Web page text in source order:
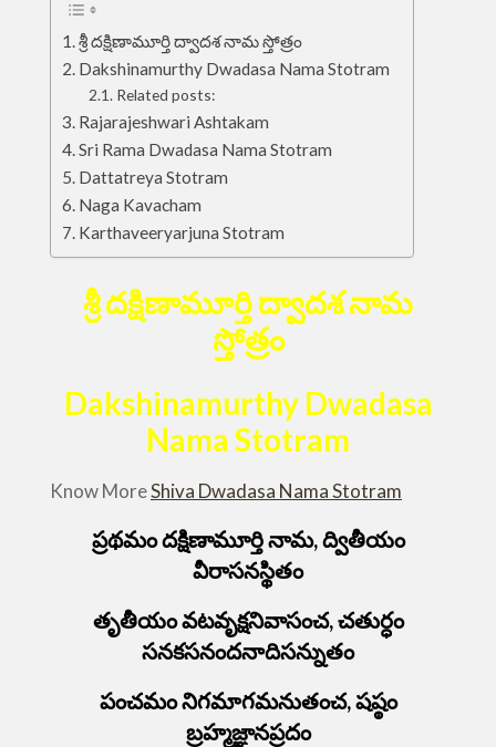
శ్రీ దక్షిణామూర్తి ద్వాదశ నామ స్తోత్రం
Dakshinamurthy Dwadasa Nama Stotram
Related posts:
Rajarajeshwari Ashtakam
Sri Rama Dwadasa Nama Stotram
Dattatreya Stotram
Naga Kavacham
Karthaveeryarjuna Stotram
శ్రీ దక్షిణామూర్తి ద్వాదశ నామ
స్తోత్రం
Dakshinamurthy Dwadasa
Nama Stotram
Know MoreShiva Dwadasa Nama Stotram
ప్రథమం దక్షిణామూర్తి నామ, ద్వితీయం
వీరాసనస్థితం
తృతీయం వటవృక్షనివాసంచ, చతుర్ధం
సనకసనందనాదిసన్నుతం
పంచమం నిగమాగమనుతంచ, షష్ఠం
బ్రహ్మజ్ఞానప్రదం